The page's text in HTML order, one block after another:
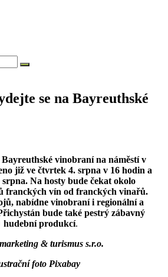
se na Bayreuthské
vinobraní na náměstí v
již ve čtvrtek 4. srpna v 16 hodin a
Na hosty bude čekat okolo
franckých vín od franckých vinařů.
nabídne vinobraní i regionální a
bude také pestrý zábavný
hudební produkcí.
& turismus s.r.o.
foto Pixabay